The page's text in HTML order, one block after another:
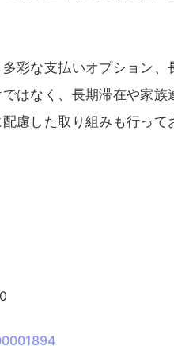
彩な支払いオプション、
はなく、長期滞在や家
慮した取り組みも行っ